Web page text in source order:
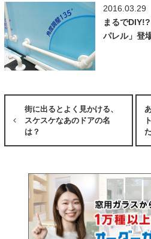
2016.03.29
まるで
パレル」登
街に出るとよく見かける、
スケスケなあのドアの名
は？